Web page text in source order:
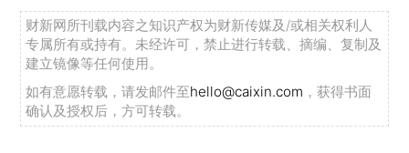
财新网所刊载内容之知识产权为财新传媒及/或相关权利人
专属所有或持有。未经许可，禁止进行转载、摘编、复制及
建立镜像等任何使用。
如有意愿转载，请发邮件至hello@caixin.com ，获得书面
确认及授权后，方可转载。